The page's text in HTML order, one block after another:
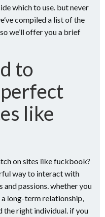
which to use. but never
compiled a list of the
we’ll offer you a brief
to
like
on sites like fuckbook?
way to interact with
passions. whether you
long-term relationship,
the right individual. if you